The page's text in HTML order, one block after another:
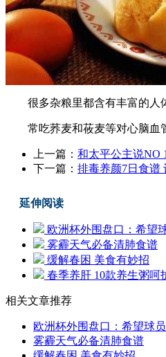
很多杂粮里都含有丰富的人
常吃荞麦和莜麦等对心脑血管
上一篇： 和太平公主说NO
下一篇： 排毒养颜7日食谱
延伸阅读
欧洲杯外围盘口：希望
雾霾天气必备清肺食谱
缓解春困 美食有妙招
春季养肝 10款养生粥呵
相关文章推荐
欧洲杯外围盘口：希望球
雾霾天气必备清肺食谱